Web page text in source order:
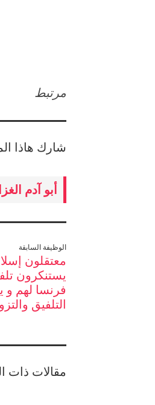
مرتبط
شارك هاذا
أبو آدم
الوظيفة السابقة
يستنكرون
فرنسا لهم و
التلفيق
مقالات ذات